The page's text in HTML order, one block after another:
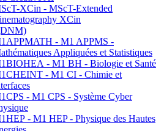
XCin - MScT-Extended
XCin
- M1 APPMS -
Appliquées et Statistiques
- M1 BH - Biologie et Santé
- M1 CI - Chimie et
- M1 CPS - Système Cyber
- M1 HEP - Physique des Hautes